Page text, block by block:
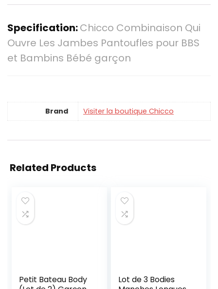
Specification:Chicco Combinaison Qui
Ouvre Les Jambes Pantoufles pour BBS
et Bambins Bébé garçon
Brand Visiter la boutique Chicco
Related Products
Petit Bateau Body
Lot de 3 Bodies